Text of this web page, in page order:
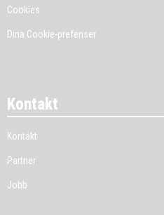
Cookies
Dina Cookie-prefenser
Kontakt
Kontakt
Partner
Jobb